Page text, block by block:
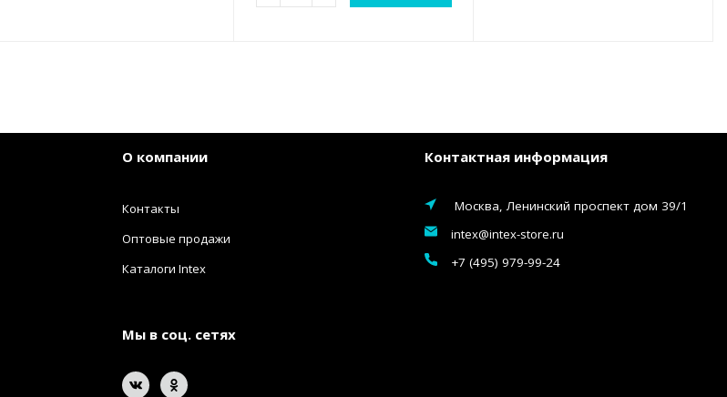
О компании
Контакты
Оптовые продажи
Каталоги Intex
Мы в соц. сетях
Контактная информация
Москва, Ленинский проспект дом 39/1
intex@intex-store.ru
+7 (495) 979-99-24